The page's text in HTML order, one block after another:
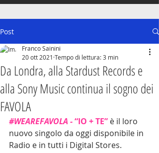
Post
Da Londra, alla Stardust Records e
alla Sony Music continua il sogno dei
FAVOLA
Franco Sainini
20 ott 2021 Tempo di lettura: 3 min
#WEAREFAVOLA - “IO + TE” è il loro
nuovo singolo da oggi disponibile in
Radio e in tutti i Digital Stores.